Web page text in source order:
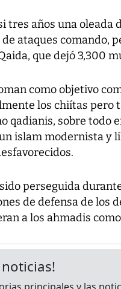
tres años una oleada
ataques comando,
que dejó 3,300
como objetivo
los chiítas pero
qadianis, sobre todo
islam modernista y
perseguida
de defensa de los
a los ahmadis